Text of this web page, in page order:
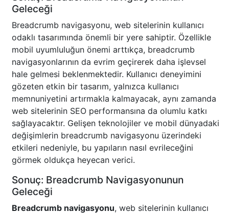
Geleceği
Breadcrumb navigasyonu, web sitelerinin kullanıcı
odaklı tasarımında önemli bir yere sahiptir. Özellikle
mobil uyumluluğun önemi arttıkça, breadcrumb
navigasyonlarının da evrim geçirerek daha işlevsel
hale gelmesi beklenmektedir. Kullanıcı deneyimini
gözeten etkin bir tasarım, yalnızca kullanıcı
memnuniyetini artırmakla kalmayacak, aynı zamanda
web sitelerinin SEO performansına da olumlu katkı
sağlayacaktır. Gelişen teknolojiler ve mobil dünyadaki
değişimlerin breadcrumb navigasyonu üzerindeki
etkileri nedeniyle, bu yapıların nasıl evrileceğini
görmek oldukça heyecan verici.
Sonuç: Breadcrumb Navigasyonunun
Geleceği
Breadcrumb navigasyonu, web sitelerinin kullanıcı